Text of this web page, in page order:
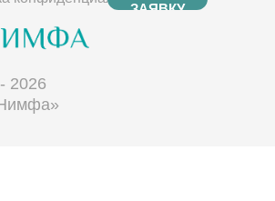
2026
ЗАЯВКУ